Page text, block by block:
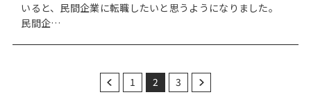
いると、民間企業に転職したいと思うようになりました。
民間企…
1 2 3